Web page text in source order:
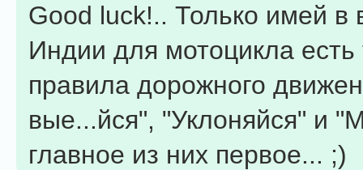
Good luck!.. Только имей в
Индии для мотоцикла есть
правила дорожного
вые...йся", "Уклоняйся" и
главное из них первое... ;)